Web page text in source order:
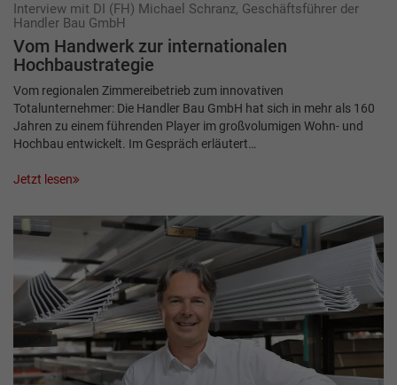
Interview mit DI (FH) Michael Schranz, Geschäftsführer der
Handler Bau GmbH
Vom Handwerk zur inter­nationalen
Hochbaustrategie
Vom regionalen Zimmereibetrieb zum innovativen
Totalunternehmer: Die Handler Bau GmbH hat sich in mehr als 160
Jahren zu einem führenden Player im großvolumigen Wohn- und
Hochbau entwickelt. Im Gespräch erläutert…
Jetzt lesen